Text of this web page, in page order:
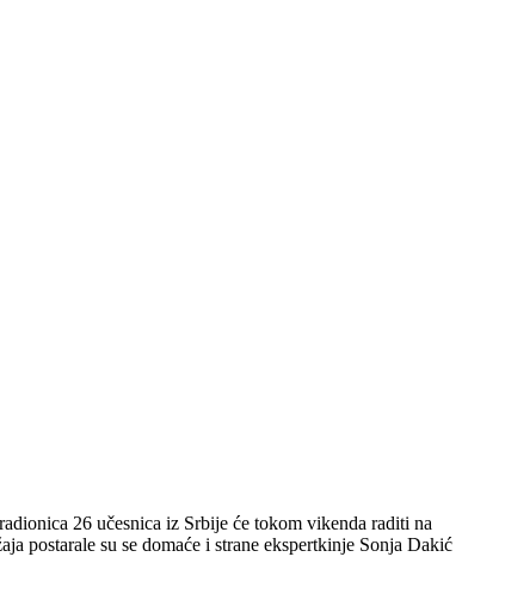
26 učesnica iz Srbije će tokom vikenda raditi na
postarale su se domaće i strane ekspertkinje Sonja Dakić